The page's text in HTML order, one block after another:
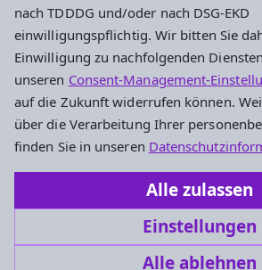
nach TDDDG und/oder nach DSG-EKD
einwilligungspflichtig. Wir bitten Sie
Einwilligung zu nachfolgenden
unseren Consent-Management-
auf die Zukunft widerrufen können.
über die Verarbeitung Ihrer
finden Sie in unseren
Alle zulassen
Einstellungen
Alle ablehnen
Impressum Datenschutz
Evangelisches Dekanat
Fulder Tor 28
36304 Alsfeld
Dekanat.Vogelsberg@ekhn.de